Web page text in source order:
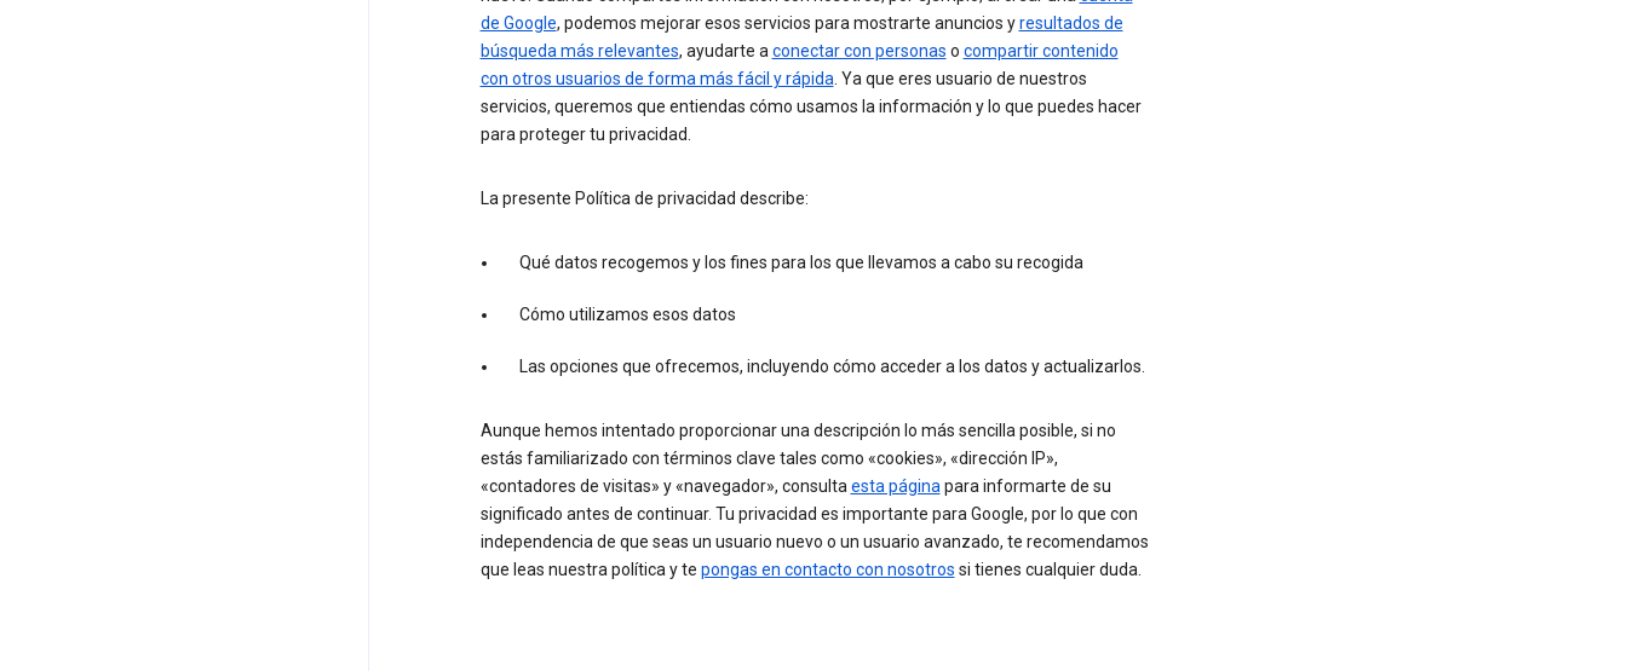
de Google, podemos mejorar esos servicios para mostrarte anuncios yresultados de
búsqueda más relevantes, ayudarte aconectar con personas o compartir contenido
con otros usuarios de forma más fácil y rápida. Ya que eres usuario de nuestros
servicios, queremos que entiendas cómo usamos la información y lo que puedes hacer
para proteger tu privacidad.
La presente Política de privacidad describe:
Qué datos recogemos y los fines para los que llevamos a cabo su recogida
Cómo utilizamos esos datos
Las opciones que ofrecemos, incluyendo cómo acceder a los datos y actualizarlos.
Aunque hemos intentado proporcionar una descripción lo más sencilla posible, si no
estás familiarizado con términos clave tales como «cookies», «dirección IP»,
«contadores de visitas» y «navegador», consultaesta páginapara informarte de su
significado antes de continuar. Tu privacidad es importante para Google, por lo que con
independencia de que seas un usuario nuevo o un usuario avanzado, te recomendamos
que leas nuestra política y te pongas en contacto con nosotros si tienes cualquier duda.